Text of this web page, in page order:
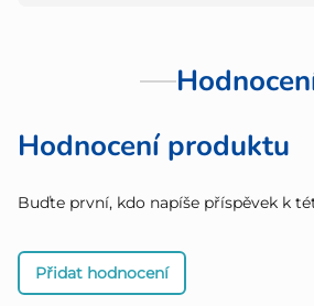
Hodnocení produktu
Buďte první, kdo napíše příspěvek k
Přidat hodnocení